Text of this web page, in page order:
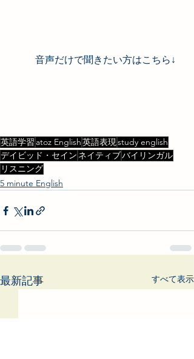
音声だけで聞きたい方はこちら↓
英語学習 atoz English英語表現study english
デイビッド・セイン ネイティブバイリンガル
リスニング
5 minute English
最新記事 すべて表示